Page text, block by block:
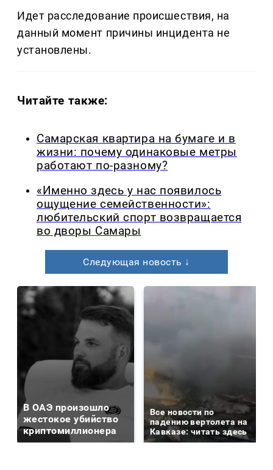
Идет расследование происшествия, на
данный момент причины инцидента не
установлены.
Читайте также:
Самарская квартира на бумаге и в
жизни: почему одинаковые метры
работают по-разному?
«Именно здесь у нас появилось
ощущение семейственности»:
любительский спорт возвращается
во дворы Самары
Следующая новость ↓
В ОАЭ произошло
жестокое убийство
криптомиллионера
Все новости по
падению вертолета на
Кавказе: читать здесь